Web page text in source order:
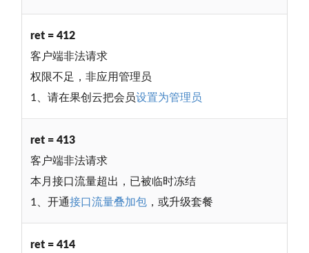
ret = 412
客户端非法请求
权限不足，非应用管理员
1、请在果创云把会员设置为管理员
ret = 413
客户端非法请求
本月接口流量超出，已被临时冻结
1、开通接口流量叠加包 ，或升级套餐
ret = 414